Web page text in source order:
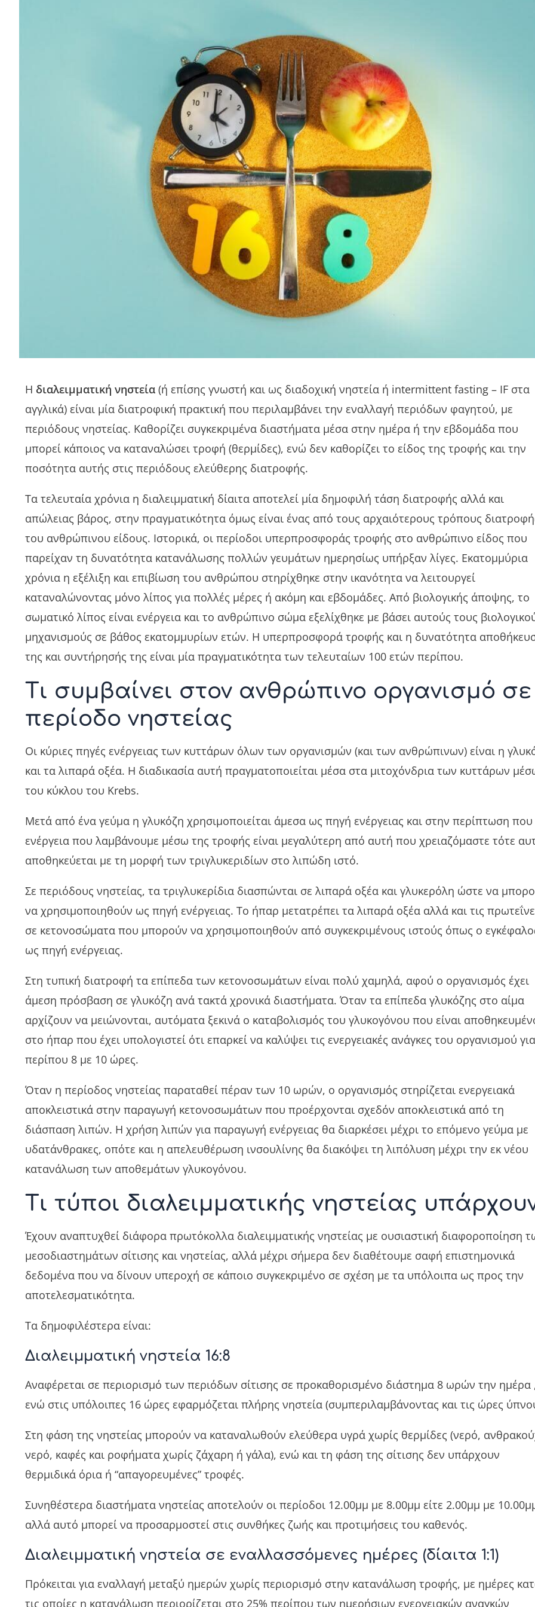
Η διαλειμματική νηστεία (ή επίσης γνωστή και ως διαδοχική νηστεία ή intermittent fasting – IF στα
αγγλικά) είναι μία διατροφική πρακτική που περιλαμβάνει την εναλλαγή περιόδων φαγητού, με
περιόδους νηστείας. Καθορίζει συγκεκριμένα διαστήματα μέσα στην ημέρα ή την εβδομάδα που
μπορεί κάποιος να καταναλώσει τροφή (θερμίδες), ενώ δεν καθορίζει το είδος της τροφής και την
ποσότητα αυτής στις περιόδους ελεύθερης διατροφής.
Τα τελευταία χρόνια η διαλειμματική δίαιτα αποτελεί μία δημοφιλή τάση διατροφής αλλά και
απώλειας βάρος, στην πραγματικότητα όμως είναι ένας από τους αρχαιότερους τρόπους
του ανθρώπινου είδους. Ιστορικά, οι περίοδοι υπερπροσφοράς τροφής στο ανθρώπινο είδος που
παρείχαν τη δυνατότητα κατανάλωσης πολλών γευμάτων ημερησίως υπήρξαν λίγες. Εκατομμύρια
χρόνια η εξέλιξη και επιβίωση του ανθρώπου στηρίχθηκε στην ικανότητα να λειτουργεί
καταναλώνοντας μόνο λίπος για πολλές μέρες ή ακόμη και εβδομάδες. Από βιολογικής άποψης, το
σωματικό λίπος είναι ενέργεια και το ανθρώπινο σώμα εξελίχθηκε με βάσει αυτούς τους
μηχανισμούς σε βάθος εκατομμυρίων ετών. Η υπερπροσφορά τροφής και η δυνατότητα
της και συντήρησής της είναι μία πραγματικότητα των τελευταίων 100 ετών περίπου.
Τι συμβαίνει στον ανθρώπινο οργανισμό σε
περίοδο νηστείας
Οι κύριες πηγές ενέργειας των κυττάρων όλων των οργανισμών (και των ανθρώπινων) είναι η
και τα λιπαρά οξέα. Η διαδικασία αυτή πραγματοποιείται μέσα στα μιτοχόνδρια των κυττάρων
του κύκλου του Krebs.
Μετά από ένα γεύμα η γλυκόζη χρησιμοποιείται άμεσα ως πηγή ενέργειας και στην περίπτωση
ενέργεια που λαμβάνουμε μέσω της τροφής είναι μεγαλύτερη από αυτή που χρειαζόμαστε τότε
αποθηκεύεται με τη μορφή των τριγλυκεριδίων στο λιπώδη ιστό.
Σε περιόδους νηστείας, τα τριγλυκερίδια διασπώνται σε λιπαρά οξέα και γλυκερόλη ώστε να
να χρησιμοποιηθούν ως πηγή ενέργειας. Το ήπαρ μετατρέπει τα λιπαρά οξέα αλλά και τις
σε κετονοσώματα που μπορούν να χρησιμοποιηθούν από συγκεκριμένους ιστούς όπως ο
ως πηγή ενέργειας.
Στη τυπική διατροφή τα επίπεδα των κετονοσωμάτων είναι πολύ χαμηλά, αφού ο οργανισμός έχει
άμεση πρόσβαση σε γλυκόζη ανά τακτά χρονικά διαστήματα. Όταν τα επίπεδα γλυκόζης στο αίμα
αρχίζουν να μειώνονται, αυτόματα ξεκινά ο καταβολισμός του γλυκογόνου που είναι
στο ήπαρ που έχει υπολογιστεί ότι επαρκεί να καλύψει τις ενεργειακές ανάγκες του οργανισμού για
περίπου 8 με 10 ώρες.
Όταν η περίοδος νηστείας παραταθεί πέραν των 10 ωρών, ο οργανισμός στηρίζεται ενεργειακά
αποκλειστικά στην παραγωγή κετονοσωμάτων που προέρχονται σχεδόν αποκλειστικά από τη
διάσπαση λιπών. Η χρήση λιπών για παραγωγή ενέργειας θα διαρκέσει μέχρι το επόμενο γεύμα με
υδατάνθρακες, οπότε και η απελευθέρωση ινσουλίνης θα διακόψει τη λιπόλυση μέχρι την εκ νέου
κατανάλωση των αποθεμάτων γλυκογόνου.
Τι τύποι διαλειμματικής νηστείας
Έχουν αναπτυχθεί διάφορα πρωτόκολλα διαλειμματικής νηστείας με ουσιαστική διαφοροποίηση
μεσοδιαστημάτων σίτισης και νηστείας, αλλά μέχρι σήμερα δεν διαθέτουμε σαφή επιστημονικά
δεδομένα που να δίνουν υπεροχή σε κάποιο συγκεκριμένο σε σχέση με τα υπόλοιπα ως προς την
αποτελεσματικότητα.
Τα δημοφιλέστερα είναι:
Διαλειμματική νηστεία 16:8
Αναφέρεται σε περιορισμό των περιόδων σίτισης σε προκαθορισμένο διάστημα 8 ωρών την ημέρα
ενώ στις υπόλοιπες 16 ώρες εφαρμόζεται πλήρης νηστεία (συμπεριλαμβάνοντας και τις ώρες
Στη φάση της νηστείας μπορούν να καταναλωθούν ελεύθερα υγρά χωρίς θερμίδες (νερό,
νερό, καφές και ροφήματα χωρίς ζάχαρη ή γάλα), ενώ και τη φάση της σίτισης δεν υπάρχουν
θερμιδικά όρια ή “απαγορευμένες” τροφές.
Συνηθέστερα διαστήματα νηστείας αποτελούν οι περίοδοι 12.00μμ με 8.00μμ είτε 2.00μμ με
αλλά αυτό μπορεί να προσαρμοστεί στις συνθήκες ζωής και προτιμήσεις του καθενός.
Διαλειμματική νηστεία σε εναλλασσόμενες ημέρες (δίαιτα 1:1)
Πρόκειται για εναλλαγή μεταξύ ημερών χωρίς περιορισμό στην κατανάλωση τροφής, με ημέρες
τις οποίες η κατανάλωση περιορίζεται στο 25% περίπου των ημερήσιων ενεργειακών αναγκών